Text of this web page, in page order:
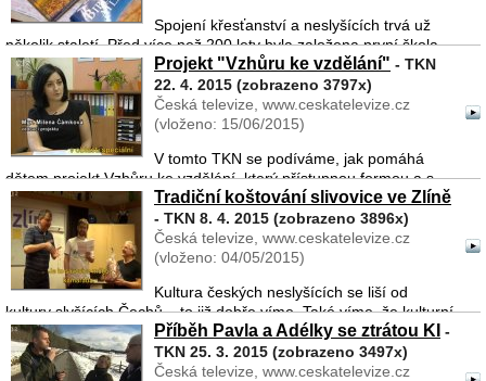
Spojení křesťanství a neslyšících trvá už
několik staletí. Před více než 200 lety byla založena první škola
pro neslyšící, kterou spravovali kněží a řádové sestry. Poslední z
nich, sestra Paulina Doušová, zemřela krátce ...
Projekt "Vzhůru ke vzdělání" - TKN
22. 4. 2015 (zobrazeno 3797x)
Česká televize, www.ceskatelevize.cz
(vloženo: 15/06/2015)
V tomto TKN se podíváme, jak pomáhá
dětem projekt Vzhůru ke vzdělání, který přístupnou formou a s
ohledem na sluchovou i kombinovanou vadu přináší individuálně
laděné kroužky pro žáky i kurzy pro pedagogy. Právě profesní roz
...
Tradiční koštování slivovice ve Zlíně
- TKN 8. 4. 2015 (zobrazeno 3896x)
Česká televize, www.ceskatelevize.cz
(vloženo: 04/05/2015)
Kultura českých neslyšících se liší od
kultury slyšících Čechů – to již dobře víme. Také víme, že kulturní
a společenský život uvnitř komunity neslyšících je pro ně velmi
důležitý. Všechny aktivity tak získávají zc ...
Příběh Pavla a Adélky se ztrátou KI -
TKN 25. 3. 2015 (zobrazeno 3497x)
Česká televize, www.ceskatelevize.cz